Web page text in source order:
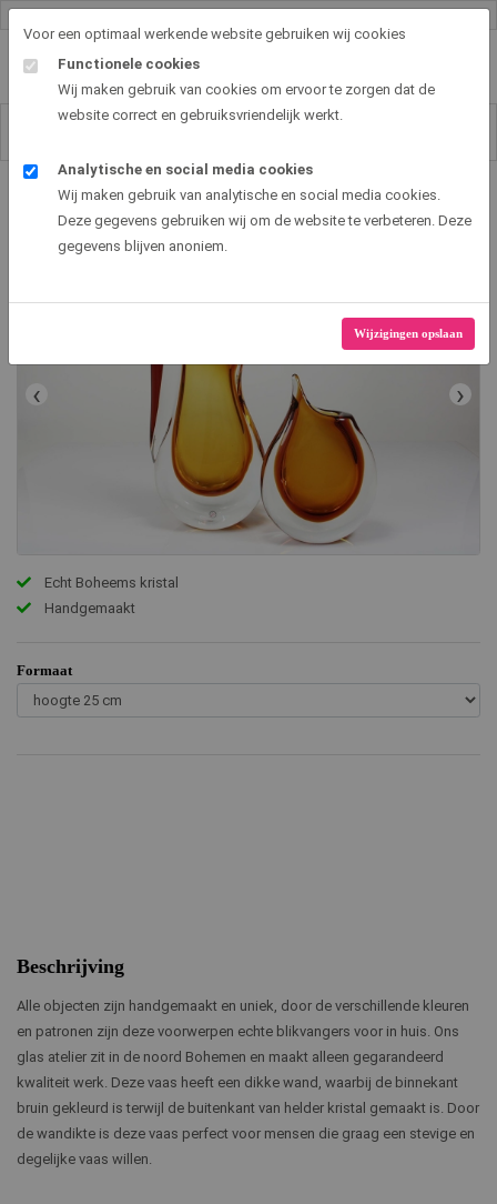
Voor een optimaal werkende website gebruiken wij cookies
Functionele cookies
Wij maken gebruik van cookies om ervoor te zorgen dat de
website correct en gebruiksvriendelijk werkt.
Analytische en social media cookies
Wij maken gebruik van analytische en social media cookies.
Deze gegevens gebruiken wij om de website te verbeteren. Deze
gegevens blijven anoniem.
Wijzigingen opslaan
Art2EXPO GallerySHOP - de leukste kunst cadeau ideeën
Kristallen Vazen Bruin
‹ ›
Echt Boheems kristal
Handgemaakt
Formaat
Beschrijving
Alle objecten zijn handgemaakt en uniek, door de verschillende kleuren
en patronen zijn deze voorwerpen echte blikvangers voor in huis. Ons
glas atelier zit in de noord Bohemen en maakt alleen gegarandeerd
kwaliteit werk. Deze vaas heeft een dikke wand, waarbij de binnekant
bruin gekleurd is terwijl de buitenkant van helder kristal gemaakt is. Door
de wandikte is deze vaas perfect voor mensen die graag een stevige en
degelijke vaas willen.